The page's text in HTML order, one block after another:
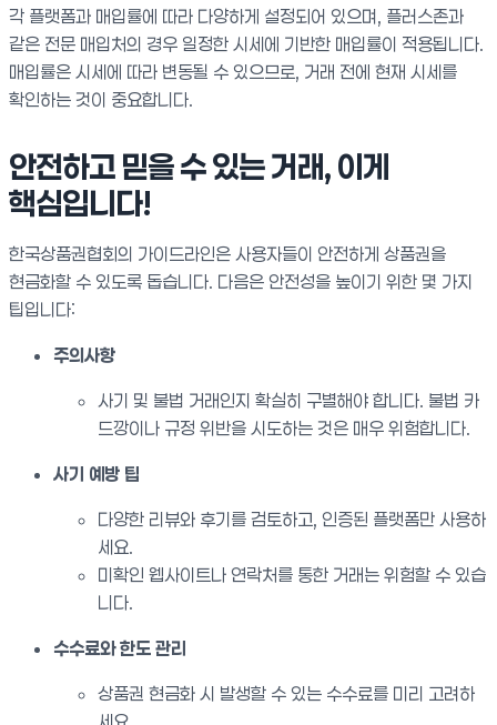
각 플랫폼과 매입률에 따라 다양하게 설정되어 있으며, 플러스존과
같은 전문 매입처의 경우 일정한 시세에 기반한 매입률이 적용됩니다.
매입률은 시세에 따라 변동될 수 있으므로, 거래 전에 현재 시세를
확인하는 것이 중요합니다.
안전하고 믿을 수 있는 거래, 이게
핵심입니다!
한국상품권협회의 가이드라인은 사용자들이 안전하게 상품권을
현금화할 수 있도록 돕습니다. 다음은 안전성을 높이기 위한 몇 가지
팁입니다:
주의사항
사기 및 불법 거래인지 확실히 구별해야 합니다. 불법 카
드깡이나 규정 위반을 시도하는 것은 매우 위험합니다.
사기 예방 팁
다양한 리뷰와 후기를 검토하고, 인증된 플랫폼만 사용하
세요.
미확인 웹사이트나 연락처를 통한 거래는 위험할 수 있습
니다.
수수료와 한도 관리
상품권 현금화 시 발생할 수 있는 수수료를 미리 고려하